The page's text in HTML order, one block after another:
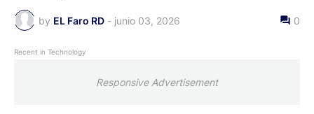
by EL Faro RD - junio 03, 2026 0
Recent in Technology
Responsive Advertisement